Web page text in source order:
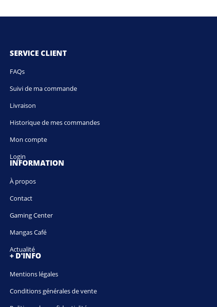
SERVICE CLIENT
FAQs
Suivi de ma commande
Livraison
Historique de mes commandes
Mon compte
Login
INFORMATION
À propos
Contact
Gaming Center
Mangas Café
Actualité
+ D'INFO
Mentions légales
Conditions générales de vente